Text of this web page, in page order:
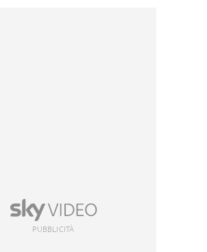
PUBBLICITÀ